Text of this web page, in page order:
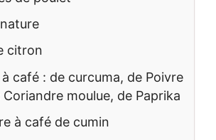
citron
café : de curcuma, de Poivre
moulue, de Paprika
à café de cumin